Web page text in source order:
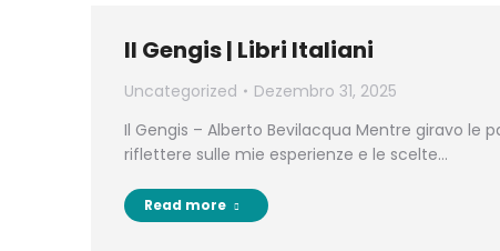
Il Gengis | Libri Italiani
Uncategorized
Dezembro 31, 2025
Il Gengis – Alberto Bevilacqua Mentre giravo le
riflettere sulle mie esperienze e le scelte…
Read more